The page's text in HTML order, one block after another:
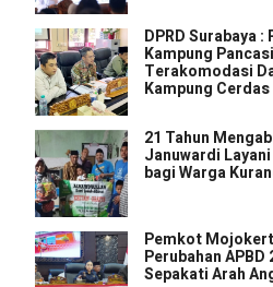
DPRD Surabaya
Kampung
Terakomodasi
Kampung Cerdas
21 Tahun
Januwardi
bagi Warga
Pemkot
Perubahan APBD
Sepakati Arah